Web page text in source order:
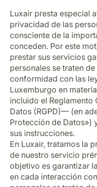
LuxairTours
Grupo Luxair
Luxair presta especial
privacidad de las
consciente de la
conceden. Por este
prestar sus servicios
personales se traten
conformidad con las
Luxemburgo en
incluido el Reglamento
Datos (RGPD)— (en
Protección de Datos»)
sus instrucciones.
En Luxair, tratamos la
de nuestro servicio
objetivo es garantizar
en cada interacción